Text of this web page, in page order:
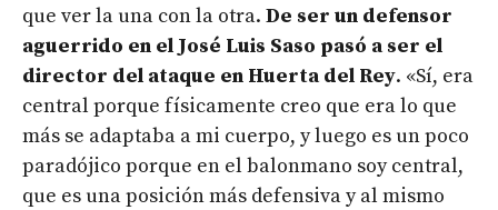
que ver la una con la otra. De ser un defensor
aguerrido en el José Luis Saso pasó a ser el
director del ataque en Huerta del Rey. «Sí, era
central porque físicamente creo que era lo que
más se adaptaba a mi cuerpo, y luego es un poco
paradójico porque en el balonmano soy central,
que es una posición más defensiva y al mismo